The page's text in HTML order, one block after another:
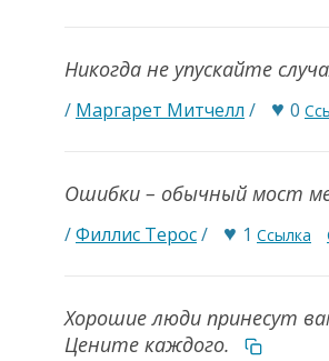
Никогда не упускайте
/ Маргарет Митчелл / ♥ 0
Ошибки – обычный мост
/Филлис Терос/ ♥ 1 Ссылка
Хорошие люди принесут
Цените каждого.